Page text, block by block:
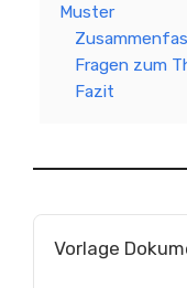
Muster
Fragen zum
Fazit
Vorlage